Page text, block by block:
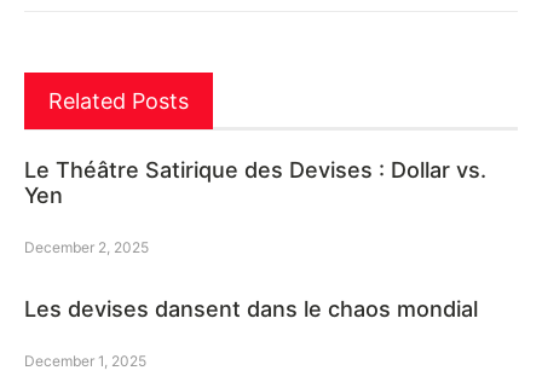
Related Posts
Le Théâtre Satirique des Devises : Dollar vs.
Yen
December 2, 2025
Les devises dansent dans le chaos mondial
December 1, 2025